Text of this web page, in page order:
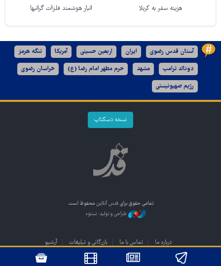
هزینه سفر به کربلا انبار هوشمند فلزات گرانبها
آستان قدس رضوی ایران اربعین حسینی آمریکا تنگه هرمز
دونالد ترامپ مشهد حرم مطهر امام رضا (ع) خراسان رضوی
رژیم صهیونیستی
نسخه دسکتاپ
تمامی حقوق برای قدس آنلاین محفوظ است.
طراحی و تولید: نستوه
درباره ما تماس با ما بازرگانی و تبلیغات آرشیو